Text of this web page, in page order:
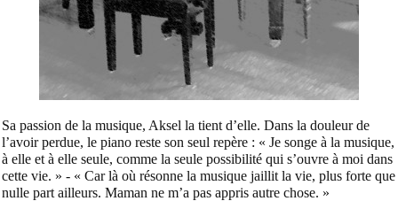
Sa passion de la musique, Aksel la tient d’elle. Dans la douleur de
l’avoir perdue, le piano reste son seul repère : « Je songe à la musique,
à elle et à elle seule, comme la seule possibilité qui s’ouvre à moi dans
cette vie. » - « Car là où résonne la musique jaillit la vie, plus forte que
nulle part ailleurs. Maman ne m’a pas appris autre chose. »